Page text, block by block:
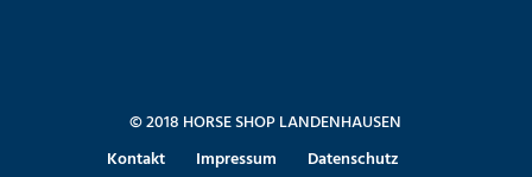
© 2018 HORSE SHOP LANDENHAUSEN
Kontakt
Impressum Datenschutz